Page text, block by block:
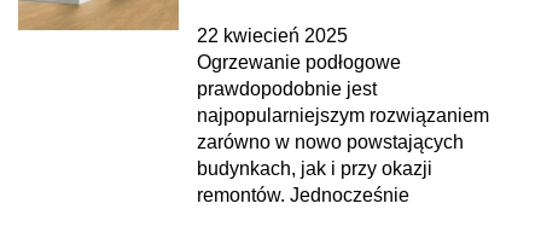
22 kwiecień 2025
Ogrzewanie podłogowe
prawdopodobnie jest
najpopularniejszym rozwiązaniem
zarówno w nowo powstających
budynkach, jak i przy okazji
remontów. Jednocześnie